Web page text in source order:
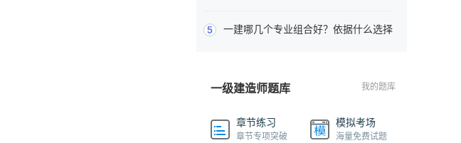
5 一建哪几个专业组合好？依据什么选择
一级建造师题库 我的题库
章节练习
章节专项突破
模拟考场
海量免费试题